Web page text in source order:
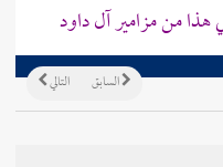
هذا من مزامير آلداود
التالي السابق